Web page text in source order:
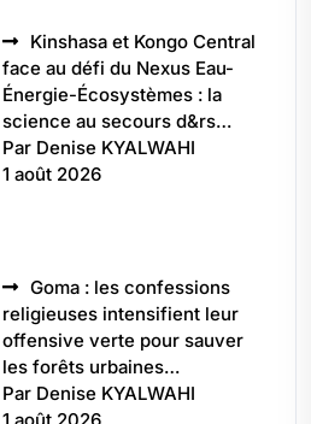
Kinshasa et Kongo Central
face au défi du Nexus Eau-
Énergie-Écosystèmes : la
science au secours d&rs…
Par Denise KYALWAHI
1 août 2026
Goma : les confessions
religieuses intensifient leur
offensive verte pour sauver
les forêts urbaines…
Par Denise KYALWAHI